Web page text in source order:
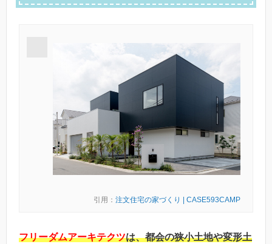
引用： 注文住宅の家づくり | CASE593CAMP
フリーダムアーキテクツは、都会の狭小土地や変形土